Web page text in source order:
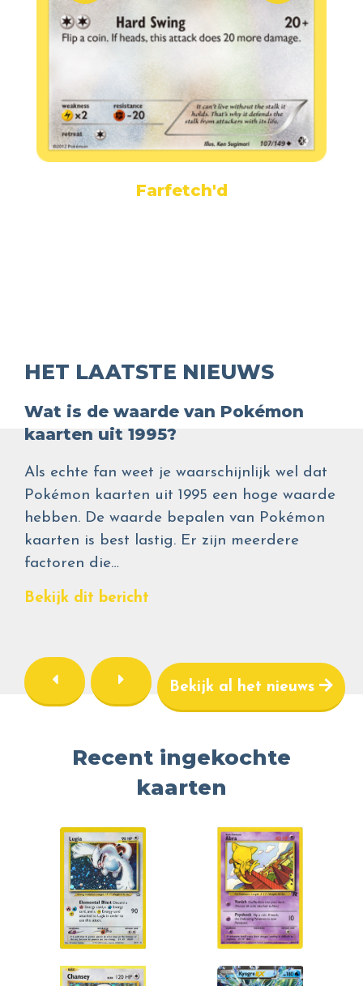
Farfetch'd
HET LAATSTE NIEUWS
Wat is de waarde van Pokémon
kaarten uit 1995?
Als echte fan weet je waarschijnlijk wel dat
Pokémon kaarten uit 1995 een hoge waarde
hebben. De waarde bepalen van Pokémon
kaarten is best lastig. Er zijn meerdere
factoren die…
Bekijk dit bericht
Bekijk al het nieuws
Recent ingekochte
kaarten